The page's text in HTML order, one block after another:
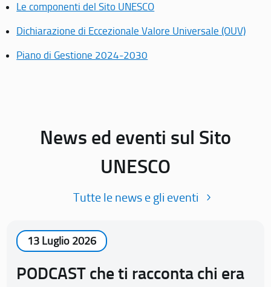
Le componenti del Sito UNESCO
Dichiarazione di Eccezionale Valore Universale (OUV)
Piano di Gestione 2024-2030
News ed eventi sul Sito
UNESCO
Tutte le news e gli eventi
13 Luglio 2026
PODCAST che ti racconta chi era